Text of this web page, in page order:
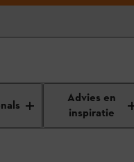
Advies en
inspiratie